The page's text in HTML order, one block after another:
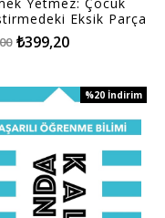
Eksik Parça
₺399,20
%20 İndirim